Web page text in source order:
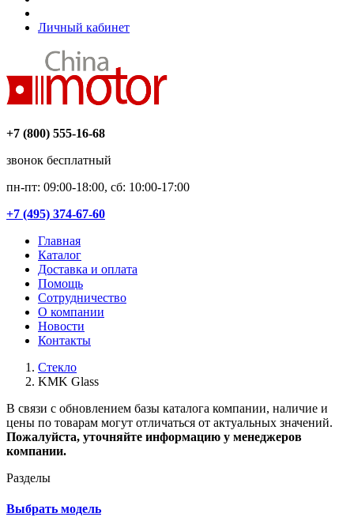
Личный кабинет
+7 (800) 555-16-68
звонок бесплатный
пн-пт: 09:00-18:00, сб: 10:00-17:00
+7 (495) 374-67-60
Главная
Каталог
Доставка и оплата
Помощь
Сотрудничество
О компании
Новости
Контакты
Стекло
KMK Glass
В связи с обновлением базы каталога компании, наличие и
цены по товарам могут отличаться от актуальных значений.
Пожалуйста, уточняйте информацию у менеджеров
компании.
Разделы
Выбрать модель